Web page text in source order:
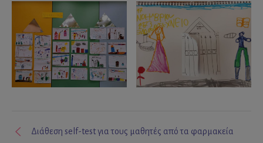
Διάθεση self-test για τους μαθητές από τα φαρμακεία